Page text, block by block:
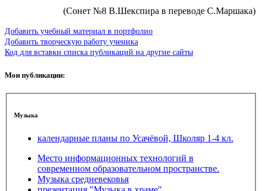
(Сонет №8 В.Шекспира в переводе С.Маршака)
Добавить учебный материал в портфолио
Добавить творческую работу ученика
Код для вставки списка публикаций на другие сайты
Мои публикации:
Музыка
календарные планы по Усачёвой, Школяр 1-4 кл.
Место информационных технологий в
современном образовательном пространстве.
Музыка средневековья